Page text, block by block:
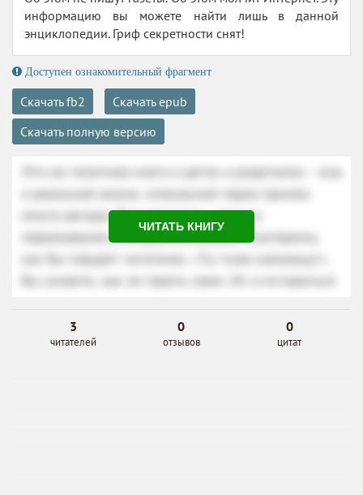
информацию вы можете найти лишь в данной
энциклопедии. Гриф секретности снят!
Доступен ознакомительный фрагмент
Скачать fb2
Скачать epub
Скачать полную версию
ЧИТАТЬ КНИГУ
3
читателей
0
отзывов
0
цитат